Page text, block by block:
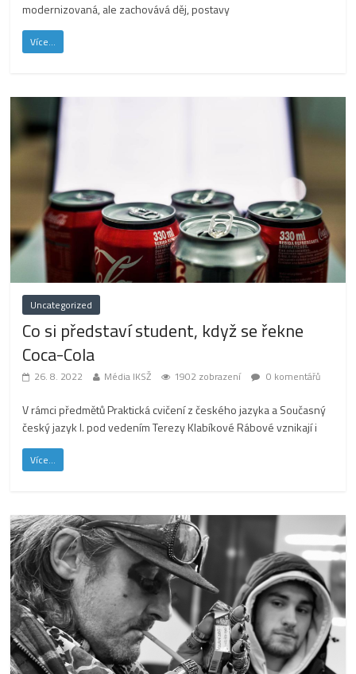
modernizovaná, ale zachovává děj, postavy
Více...
Uncategorized
Co si představí student, když se řekne
Coca-Cola
26. 8. 2022 Média IKSŽ 1902 zobrazení 0 komentářů
V rámci předmětů Praktická cvičení z českého jazyka a Současný
český jazyk I. pod vedením Terezy Klabíkové Rábové vznikají i
Více...